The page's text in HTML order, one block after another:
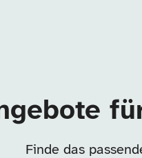
Finde das